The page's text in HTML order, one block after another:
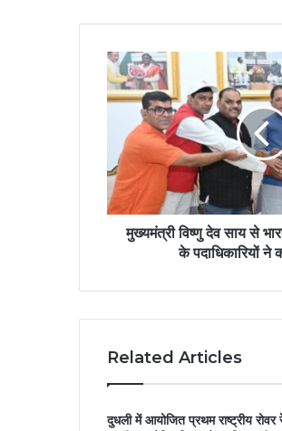
मुख्यमंत्री विष्णु देव साय से
के पदाधिकारियों ने
Related Articles
दुधली में आयोजित प्रथम राष्ट्रीय रोवर